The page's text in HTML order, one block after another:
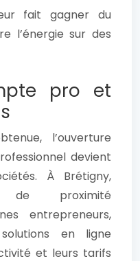
fait gagner du
l’énergie sur des
pro et
l’ouverture
devient
À Brétigny,
de proximité
entrepreneurs,
en ligne
et leurs tarifs